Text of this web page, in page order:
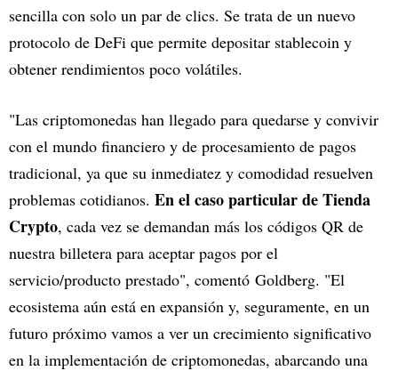
sencilla con solo un par de clics. Se trata de un nuevo
protocolo de DeFi que permite depositar stablecoin y
obtener rendimientos poco volátiles.
"Las criptomonedas han llegado para quedarse y convivir
con el mundo financiero y de procesamiento de pagos
tradicional, ya que su inmediatez y comodidad resuelven
problemas cotidianos. En el caso particular de Tienda
Crypto, cada vez se demandan más los códigos QR de
nuestra billetera para aceptar pagos por el
servicio/producto prestado", comentó Goldberg. "El
ecosistema aún está en expansión y, seguramente, en un
futuro próximo vamos a ver un crecimiento significativo
en la implementación de criptomonedas, abarcando una